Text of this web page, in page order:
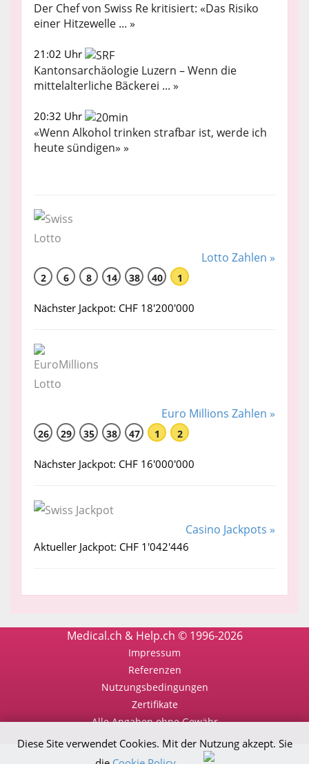
Der Chef von Swiss Re kritisiert: «Das Risiko
einer Hitzewelle ... »
21:02 Uhr
Kantonsarchäologie Luzern – Wenn die
mittelalterliche Bäckerei ... »
20:32 Uhr
«Wenn Alkohol trinken strafbar ist, werde ich
heute sündigen» »
Lotto Zahlen »
2 6 8 14 38 40 1
Nächster Jackpot: CHF 18'200'000
Euro Millions Zahlen »
26 29 35 38 47 1 2
Nächster Jackpot: CHF 16'000'000
Casino Jackpots »
Aktueller Jackpot: CHF 1'042'446
Medical.ch & Help.ch © 1996-2026
Impressum
Referenzen
Nutzungsbedingungen
Zertifikate
Alle Angaben ohne Gewähr
Diese Site verwendet Cookies. Mit der Nutzung akzept. Sie